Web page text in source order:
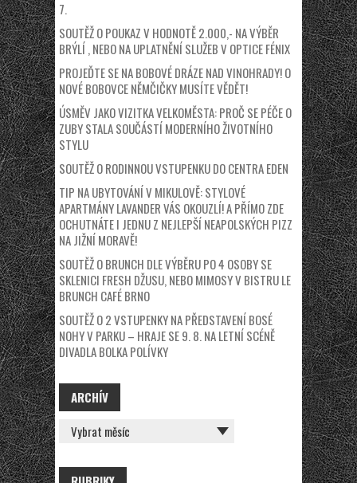
7.
SOUTĚŽ O POUKAZ V HODNOTĚ 2.000,- NA VÝBĚR
BRÝLÍ , NEBO NA UPLATNĚNÍ SLUŽEB V OPTICE FÉNIX
PROJEĎTE SE NA BOBOVÉ DRÁZE NAD VINOHRADY! O
NOVÉ BOBOVCE NĚMČIČKY MUSÍTE VĚDĚT!
ÚSMĚV JAKO VIZITKA VELKOMĚSTA: PROČ SE PÉČE O
ZUBY STALA SOUČÁSTÍ MODERNÍHO ŽIVOTNÍHO
STYLU
SOUTĚŽ O RODINNOU VSTUPENKU DO CENTRA EDEN
TIP NA UBYTOVÁNÍ V MIKULOVĚ: STYLOVÉ
APARTMÁNY LAVANDER VÁS OKOUZLÍ! A PŘÍMO ZDE
OCHUTNÁTE I JEDNU Z NEJLEPŠÍ NEAPOLSKÝCH PIZZ
NA JIŽNÍ MORAVĚ!
SOUTĚŽ O BRUNCH DLE VÝBĚRU PO 4 OSOBY SE
SKLENICI FRESH DŽUSU, NEBO MIMOSY V BISTRU LE
BRUNCH CAFÉ BRNO
SOUTĚŽ O 2 VSTUPENKY NA PŘEDSTAVENÍ BOSÉ
NOHY V PARKU – HRAJE SE 9. 8. NA LETNÍ SCÉNĚ
DIVADLA BOLKA POLÍVKY
ARCHÍV
ARCHÍV